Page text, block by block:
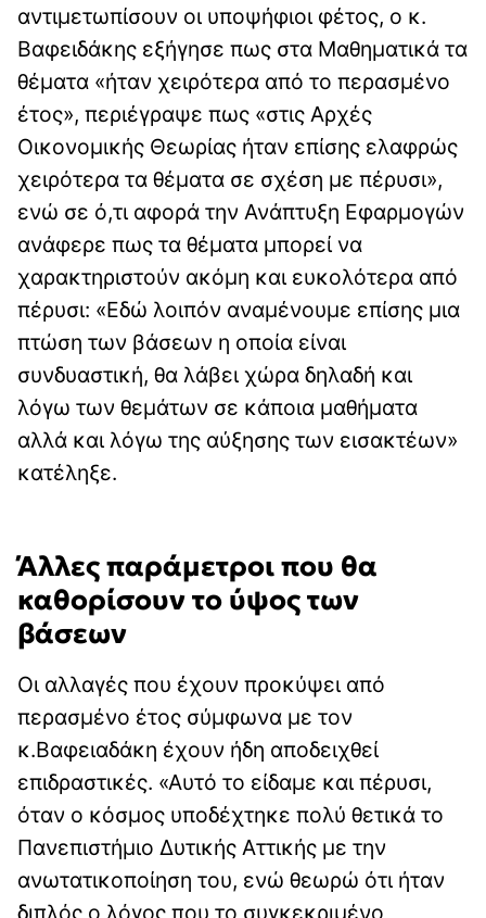
αντιμετωπίσουν οι υποψήφιοι φέτος, ο κ.
Βαφειδάκης εξήγησε πως στα Μαθηματικά τα
θέματα «ήταν χειρότερα από το περασμένο
έτος», περιέγραψε πως «στις Αρχές
Οικονομικής Θεωρίας ήταν επίσης ελαφρώς
χειρότερα τα θέματα σε σχέση με πέρυσι»,
ενώ σε ό,τι αφορά την Ανάπτυξη Εφαρμογών
ανάφερε πως τα θέματα μπορεί να
χαρακτηριστούν ακόμη και ευκολότερα από
πέρυσι: «Εδώ λοιπόν αναμένουμε επίσης μια
πτώση των βάσεων η οποία είναι
συνδυαστική, θα λάβει χώρα δηλαδή και
λόγω των θεμάτων σε κάποια μαθήματα
αλλά και λόγω της αύξησης των εισακτέων»
κατέληξε.
Άλλες παράμετροι που θα
καθορίσουν το ύψος των
βάσεων
Οι αλλαγές που έχουν προκύψει από
περασμένο έτος σύμφωνα με τον
κ.Βαφειαδάκη έχουν ήδη αποδειχθεί
επιδραστικές. «Αυτό το είδαμε και πέρυσι,
όταν ο κόσμος υποδέχτηκε πολύ θετικά το
Πανεπιστήμιο Δυτικής Αττικής με την
ανωτατικοποίηση του, ενώ θεωρώ ότι ήταν